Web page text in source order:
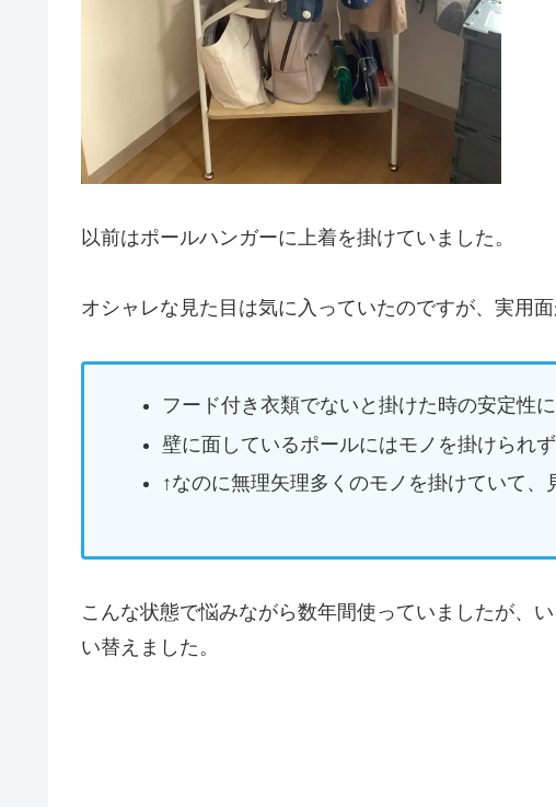
以前はポールハンガーに上着を掛けていました。
オシャレな見た目は気に入っていたのですが、実用面
フード付き衣類でないと掛けた時の安定性
壁に面しているポールにはモノを掛けられ
↑なのに無理矢理多くのモノを掛けていて
こんな状態で悩みながら数年間使っていましたが、
い替えました。